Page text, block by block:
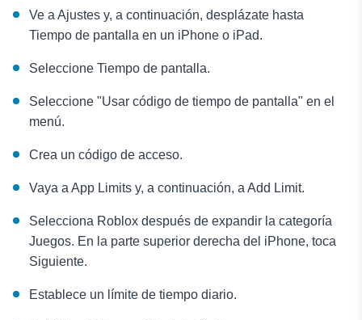
Ve a Ajustes y, a continuación, desplázate hasta
Tiempo de pantalla en un iPhone o iPad.
Seleccione Tiempo de pantalla.
Seleccione "Usar código de tiempo de pantalla" en el
menú.
Crea un código de acceso.
Vaya a App Limits y, a continuación, a Add Limit.
Selecciona Roblox después de expandir la categoría
Juegos. En la parte superior derecha del iPhone, toca
Siguiente.
Establece un límite de tiempo diario.